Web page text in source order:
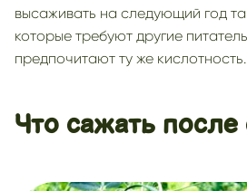
высаживать на следующий год
которые требуют другие
предпочитают ту же кислотность.
Что сажать